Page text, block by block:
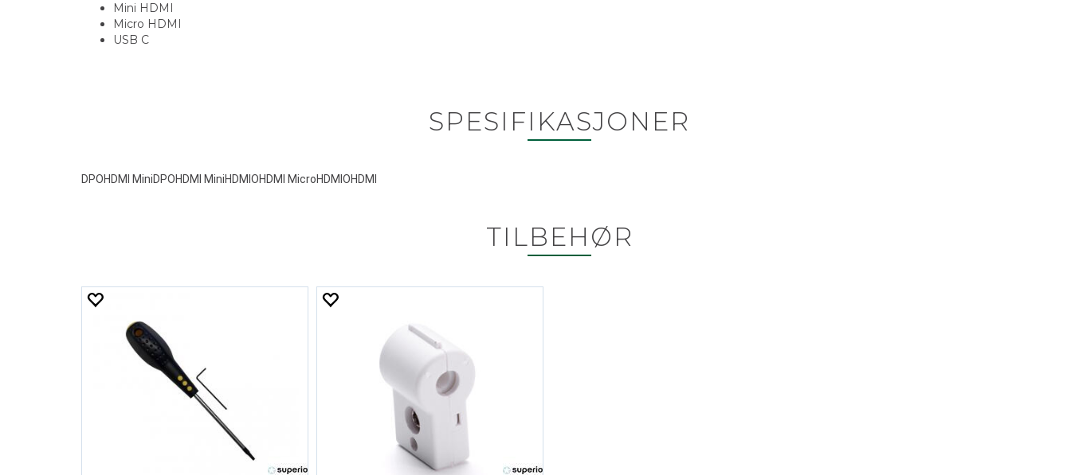
Mini HDMI
Micro HDMI
USB C
SPESIFIKASJONER
DPOHDMI MiniDPOHDMI MiniHDMIOHDMI MicroHDMIOHDMI
TILBEHØR